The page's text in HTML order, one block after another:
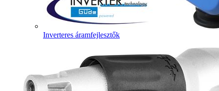
Inverteres áramfejlesztők